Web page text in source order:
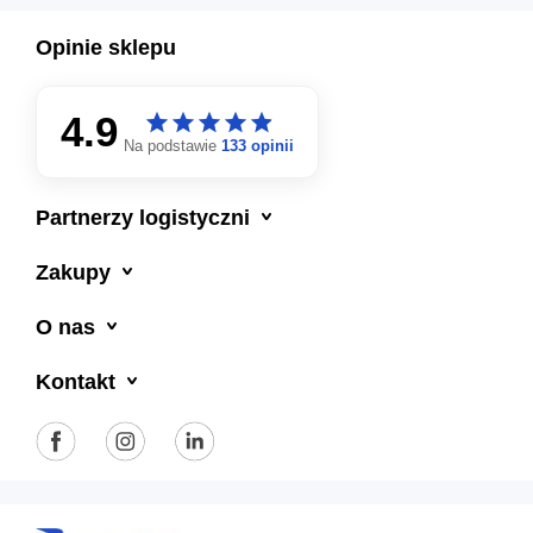
Opinie sklepu
4.9 starstarstarstarstar
starstarstarstarstar
Na podstawie 133 opinii
Partnerzy logistyczni
Zakupy
O nas
Kontakt